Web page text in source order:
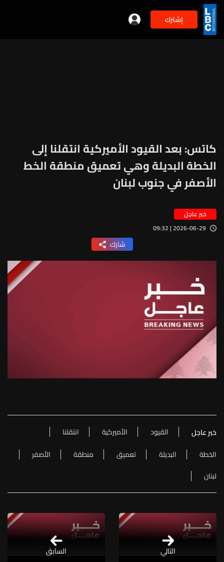
إشترك
كاتس: بعد القيود الأميركية انتقلنا إلى
الخطة البديلة وهي تعميق منطقة الخط
الأصفر في جنوب لبنان
خبر عاجل
2026-06-29 | 09:32
شارك
خبر عاجل القيود الأميركية
انتقلنا
الخطة
البديلة تعميق منطقة
الأصفر
لبنان
التالي السابق